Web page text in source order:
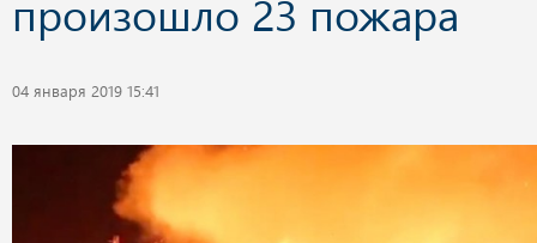
произошло 23 пожара
04 января 2019 15:41